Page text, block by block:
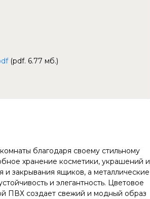
(pdf. 6.77 мб.)
благодаря своему стильному
хранение косметики, украшений и
закрывания ящиков, а металлические
и элегантность. Цветовое
ПВХ создает свежий и модный образ